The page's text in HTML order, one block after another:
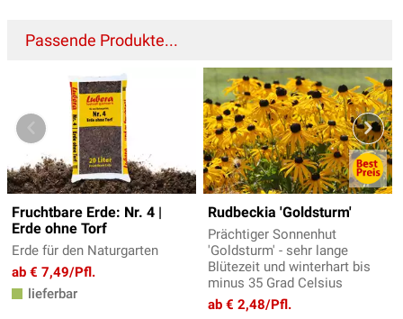
Passende Produkte...
Fruchtbare Erde: Nr. 4 |
Erde ohne Torf
Erde für den Naturgarten
ab € 7,49/Pfl.
lieferbar
Rudbeckia 'Goldsturm'
Prächtiger Sonnenhut
'Goldsturm' - sehr lange
Blütezeit und winterhart bis
minus 35 Grad Celsius
ab € 2,48/Pfl.